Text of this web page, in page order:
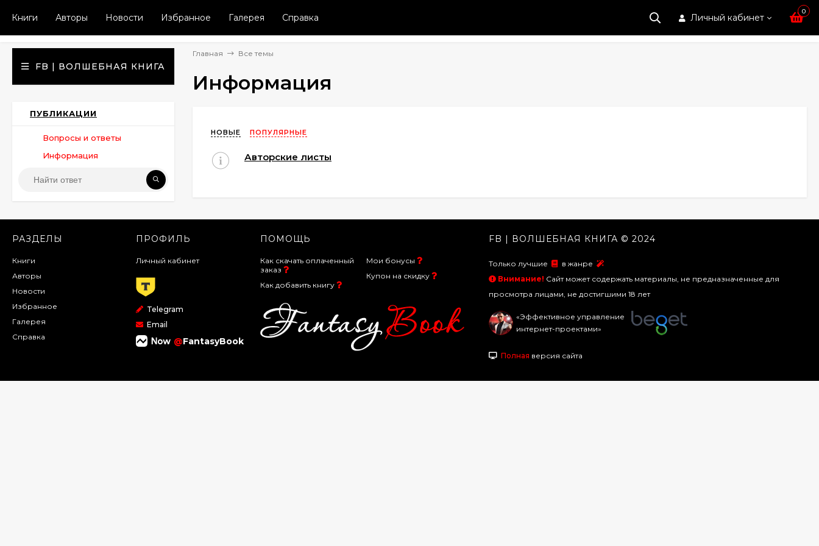
Личный кабинет
0
Книги Авторы Новости Избранное Галерея Справка
Главная Все темы
Информация
НОВЫЕ ПОПУЛЯРНЫЕ
Авторские листы
FB | ВОЛШЕБНАЯ КНИГА
ПУБЛИКАЦИИ
Вопросы и ответы
Информация
РАЗДЕЛЫ
Книги
Авторы
Новости
Избранное
Галерея
Справка
ПРОФИЛЬ
Личный кабинет
Telegram
Email
@FantasyBook
ПОМОЩЬ
Как скачать оплаченный
заказ
Как добавить книгу
Мои бонусы
Купон на скидку
FB | ВОЛШЕБНАЯ КНИГА © 2024
Только лучшие
в жанре
Внимание! Сайт может содержать материалы, не предназначенные для
просмотра лицами, не достигшими 18 лет
«Эффективное управление
интернет-проектами»
Полная версия сайта